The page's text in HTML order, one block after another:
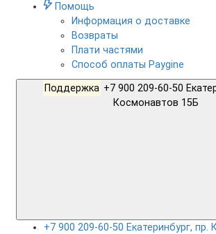
Помощь
Информация о доставке
Возвраты
Плати частями
Способ оплаты Paygine
Поддержка +7 900 209-60-50
+7 900 209-60-50 Екатеринбург, пр.